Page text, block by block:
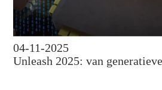
04-11-2025
Unleash 2025: van